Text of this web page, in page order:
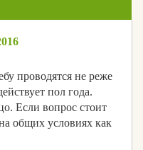
проводятся не реже
пол года.
Если вопрос стоит
общих условиях как